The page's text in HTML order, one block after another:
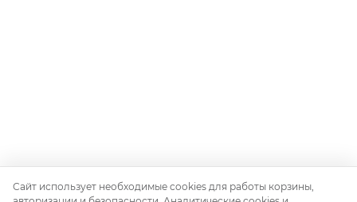
Сайт использует необходимые cookies для работы корзины,